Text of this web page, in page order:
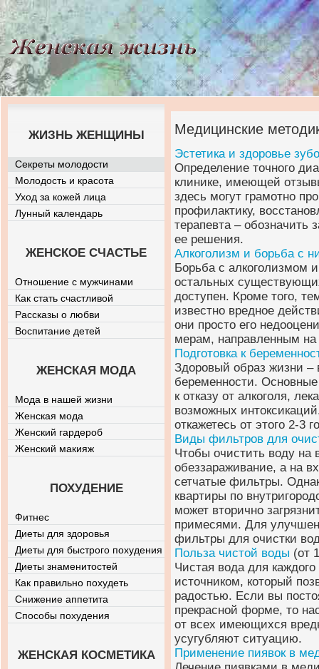
Медицинские
Эстетика и здоровье
Определение точного
клинике, имеющей
здесь могут грамотно
профилактику,
терапевта – обозначить
ее решения.
Алкоголизм и борьба с
Борьба с алкоголизмом
остальных
доступен. Кроме того,
известно вредное
они просто его
мерам, направленным на
Подготовка к
Здоровый образ жизни –
беременности.
к отказу от алкоголя,
возможных
откажетесь от этого 2-3
Виды фильтров для
Чтобы очистить воду на
обеззараживание, а на
сетчатые фильтры.
квартиры по
может вторично
примесями. Для
фильтры для очистки
Польза чистой воды (от
Чистая вода для
источником, который
радостью. Если вы
прекрасной форме, то
от всех имеющихся
усугубляют ситуацию.
Применение пиявок в
ЖИЗНЬ ЖЕНЩИНЫ
Секреты молодости
Молодость и красота
Уход за кожей лица
Лунный календарь
ЖЕНСКОЕ СЧАСТЬЕ
Отношение с мужчинами
Как стать счастливой
Рассказы о любви
Воспитание детей
ЖЕНСКАЯ МОДА
Мода в нашей жизни
Женская мода
Женский гардероб
Женский макияж
ПОХУДЕНИЕ
Фитнес
Диеты для здоровья
Диеты для быстрого похудения
Диеты знаменитостей
Как правильно похудеть
Снижение аппетита
Способы похудения
ЖЕНСКАЯ КОСМЕТИКА